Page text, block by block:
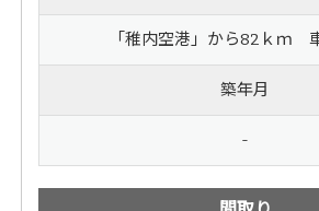
「稚内空港」から82ｋｍ
築年月
-